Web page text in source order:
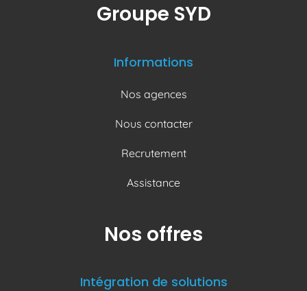
Groupe SYD
Informations
Nos agences
Nous contacter
Recrutement
Assistance
Nos offres
Intégration de solutions